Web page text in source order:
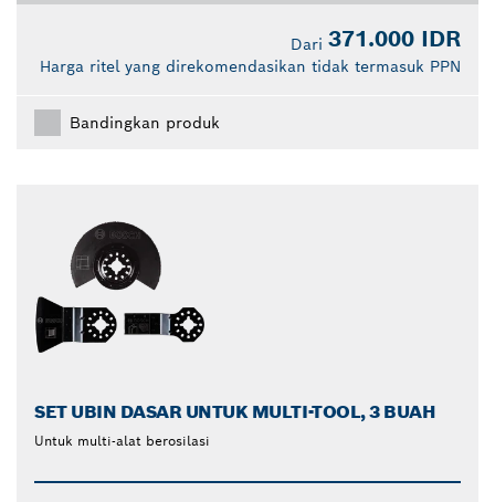
Dari 371.000 IDR
Harga ritel yang direkomendasikan tidak termasuk PPN
Bandingkan produk
SET UBIN DASAR UNTUK MULTI-TOOL, 3 BUAH
Untuk multi-alat berosilasi